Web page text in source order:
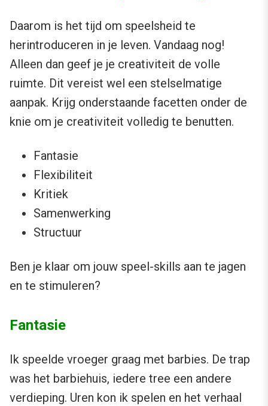
Daarom is het tijd om speelsheid te
herintroduceren in je leven. Vandaag nog!
Alleen dan geef je je creativiteit de volle
ruimte. Dit vereist wel een stelselmatige
aanpak. Krijg onderstaande facetten onder de
knie om je creativiteit volledig te benutten.
Fantasie
Flexibiliteit
Kritiek
Samenwerking
Structuur
Ben je klaar om jouw speel-skills aan te jagen
en te stimuleren?
Fantasie
Ik speelde vroeger graag met barbies. De trap
was het barbiehuis, iedere tree een andere
verdieping. Uren kon ik spelen en het verhaal